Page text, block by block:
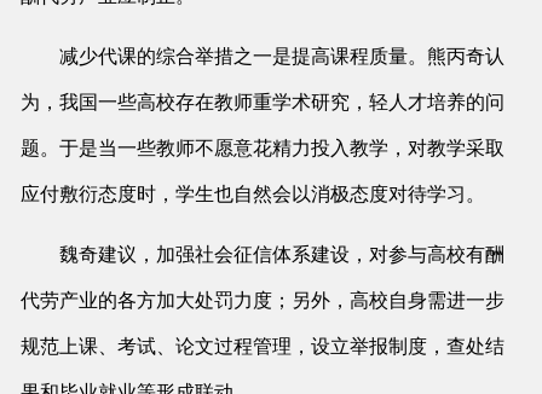
减少代课的综合举措之一是提高课程质量。熊丙奇认
为，我国一些高校存在教师重学术研究，轻人才培养的问
题。于是当一些教师不愿意花精力投入教学，对教学采取
应付敷衍态度时，学生也自然会以消极态度对待学习。
魏奇建议，加强社会征信体系建设，对参与高校有酬
代劳产业的各方加大处罚力度；另外，高校自身需进一步
规范上课、考试、论文过程管理，设立举报制度，查处结